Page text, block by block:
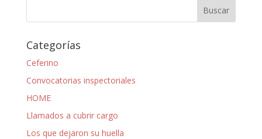
Categorías
Ceferino
Convocatorias inspectoriales
HOME
Llamados a cubrir cargo
Los que dejaron su huella